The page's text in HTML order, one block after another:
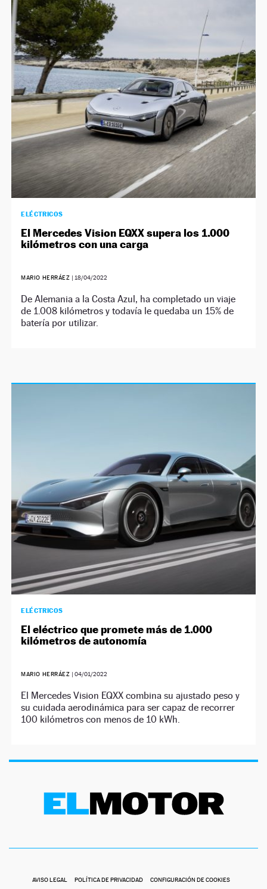
ELÉCTRICOS
El Mercedes Vision EQXX supera los 1.000
kilómetros con una carga
MARIO HERRÁEZ | 18/04/2022
De Alemania a la Costa Azul, ha completado un viaje
de 1.008 kilómetros y todavía le quedaba un 15% de
batería por utilizar.
ELÉCTRICOS
El eléctrico que promete más de 1.000
kilómetros de autonomía
MARIO HERRÁEZ | 04/01/2022
El Mercedes Vision EQXX combina su ajustado peso y
su cuidada aerodinámica para ser capaz de recorrer
100 kilómetros con menos de 10 kWh.
AVISO LEGAL POLÍTICA DE PRIVACIDAD CONFIGURACIÓN DE COOKIES